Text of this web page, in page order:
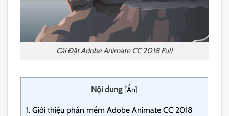
Cài Đặt Adobe Animate CC 2018 Full
Nội dung [Ẩn]
1. Giới thiệu phần mềm Adobe Animate CC 2018